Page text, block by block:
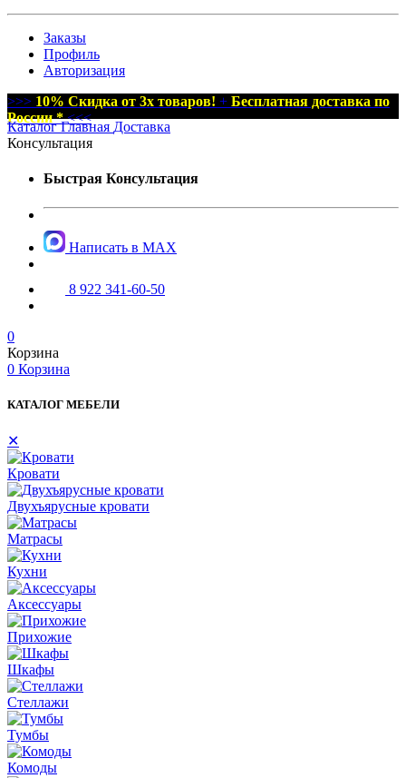
Заказы
Профиль
Авторизация
>>> 10% Скидка от 3х товаров! + Бесплатная доставка по
России *<<<
Каталог Главная Доставка
Консультация
Быстрая Консультация
Написать в MAX
8 922 341-60-50
0
Корзина
0 Корзина
КАТАЛОГ МЕБЕЛИ
✕
Кровати
Двухъярусные кровати
Матрасы
Кухни
Аксессуары
Прихожие
Шкафы
Стеллажи
Тумбы
Комоды